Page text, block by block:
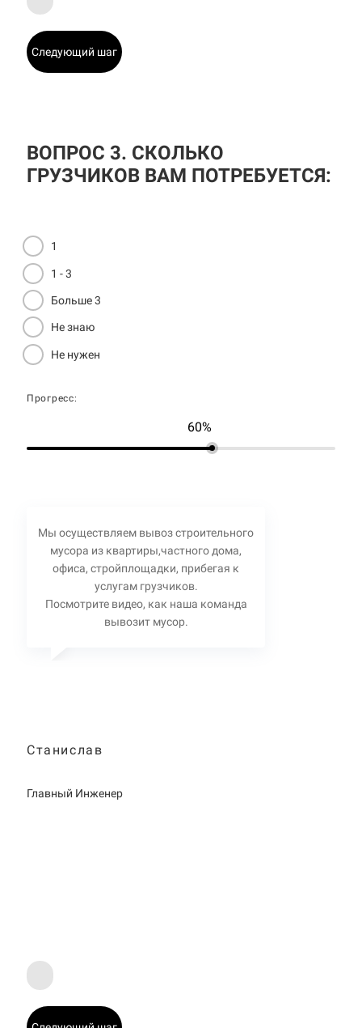
Следующий шаг
ВОПРОС 3. СКОЛЬКО
ГРУЗЧИКОВ ВАМ ПОТРЕБУЕТСЯ:
1
1 - 3
Больше 3
Не знаю
Не нужен
Прогресс:
60%
Мы осуществляем вывоз строительного
мусора из квартиры,частного дома,
офиса, стройплощадки, прибегая к
услугам грузчиков.
Посмотрите видео, как наша команда
вывозит мусор.
Станислав
Главный Инженер